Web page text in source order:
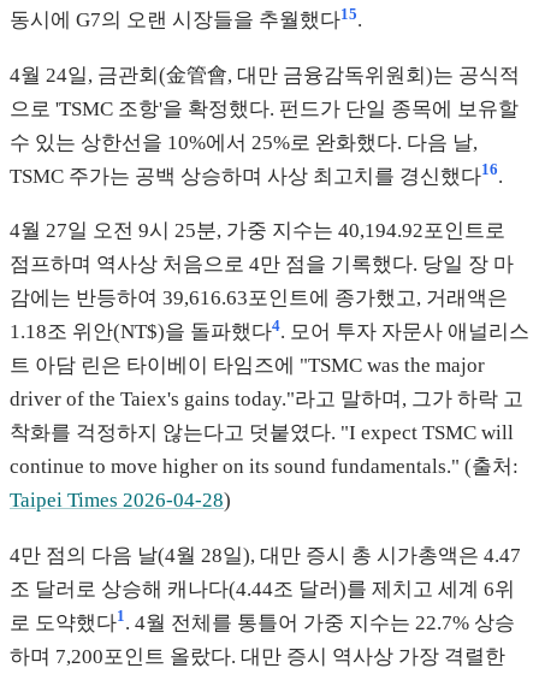
동시에 G7의 오랜 시장들을 추월했다15.
4월 24일, 금관회(金管會, 대만 금융감독위원회)는 공식적
으로 'TSMC 조항'을 확정했다. 펀드가 단일 종목에 보유할
수 있는 상한선을 10%에서 25%로 완화했다. 다음 날,
TSMC 주가는 공백 상승하며 사상 최고치를 경신했다16.
4월 27일 오전 9시 25분, 가중 지수는 40,194.92포인트로
점프하며 역사상 처음으로 4만 점을 기록했다. 당일 장 마
감에는 반등하여 39,616.63포인트에 종가했고, 거래액은
1.18조 위안(NT$)을 돌파했다4. 모어 투자 자문사 애널리스
트 아담 린은 타이베이 타임즈에 "TSMC was the major
driver of the Taiex's gains today."라고 말하며, 그가 하락 고
착화를 걱정하지 않는다고 덧붙였다. "I expect TSMC will
continue to move higher on its sound fundamentals." (출처:
Taipei Times 2026-04-28)
4만 점의 다음 날(4월 28일), 대만 증시 총 시가총액은 4.47
조 달러로 상승해 캐나다(4.44조 달러)를 제치고 세계 6위
로 도약했다1. 4월 전체를 통틀어 가중 지수는 22.7% 상승
하며 7,200포인트 올랐다. 대만 증시 역사상 가장 격렬한